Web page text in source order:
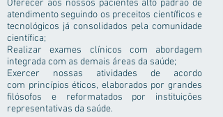
Oferecer aos nossos pacientes alto padrão de
atendimento seguindo os preceitos científicos e
tecnológicos já consolidados pela comunidade
científica;
Realizar exames clínicos com abordagem
integrada com as demais áreas da saúde;
Exercer nossas atividades de acordo
com princípios éticos, elaborados por grandes
filósofos e reformatados por instituições
representativas da saúde.